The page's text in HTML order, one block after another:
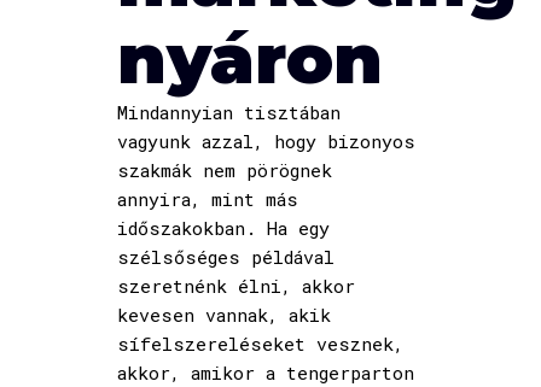
nyáron
Mindannyian tisztában
vagyunk azzal, hogy bizonyos
szakmák nem pörögnek
annyira, mint más
időszakokban. Ha egy
szélsőséges példával
szeretnénk élni, akkor
kevesen vannak, akik
sífelszereléseket vesznek,
akkor, amikor a tengerparton